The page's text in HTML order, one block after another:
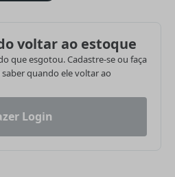
voltar ao estoque
que esgotou. Cadastre-se ou faça
quando ele voltar ao
Login